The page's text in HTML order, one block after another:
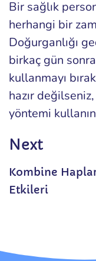
Bir sağlık
herhangi bir
Doğurganlığı
birkaç gün
kullanmayı
hazır
yöntemi
Next
Kombine
Etkileri